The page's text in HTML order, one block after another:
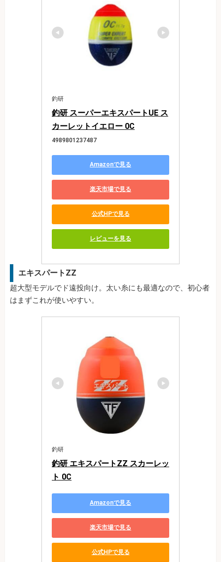
釣研
釣研 スーパーエキスパートUE ス
カーレットイエロー 0C
4989801237487
Amazonで見る
楽天市場で見る
公式HPで見る
レビューを見る
エキスパートZZ
超大型モデルでド遠投向け。太い糸にも最適なので、初心者
はまずこれが使いやすい。
釣研
釣研 エキスパートZZ スカーレッ
ト 0C
Amazonで見る
楽天市場で見る
公式HPで見る